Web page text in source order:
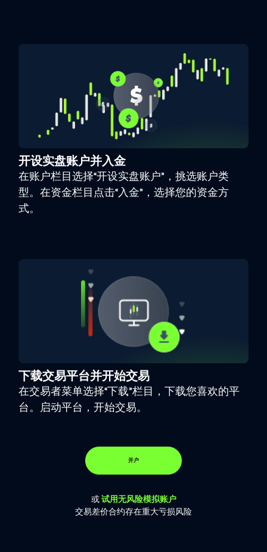
开设实盘账户并入金
在账户栏目选择“开设实盘账户”，挑选账户类
型。在资金栏目点击“入金”，选择您的资金方
式。
下载交易平台并开始交易
在交易者菜单选择“下载”栏目，下载您喜欢的平
台。启动平台，开始交易。
开户
或 试用无风险模拟账户
交易差价合约存在重大亏损风险